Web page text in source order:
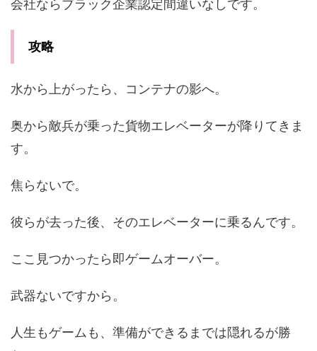
会社ならブラック企業認定間違いなしです。
攻略
水から上がったら、コンテナの影へ。
奥から敵兵が乗った貨物エレベーターが降りてきま
す。
焦らないで。
彼らが去った後、そのエレベーターに乗るんです。
ここ見つかったら即ゲームオーバー。
武器ないですから。
人生もゲームも、準備ができるまでは隠れるが勝